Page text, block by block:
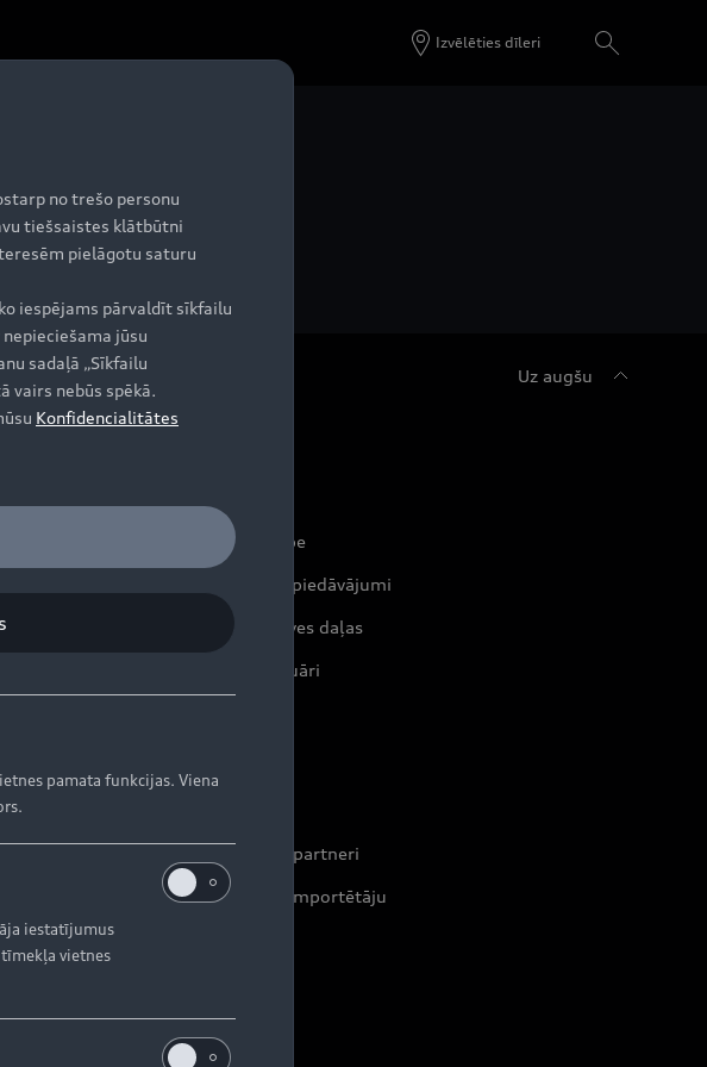
Izvēlēties dīleri
Uz augšu
Serviss un apkope
Aktuālie servisa piedāvājumi
Oriģinālās rezerves daļas
Oriģinālie aksesuāri
Kontakti
Dīleri un servisa partneri
Informācija par importētāju
no trešo personu
tiešsaistes klātbūtni
pielāgotu saturu
iespējams pārvaldīt sīkfailu
jūsu
sadaļā „Sīkfailu
vairs nebūs spēkā.
Konfidencialitātes
pamata funkcijas. Viena
iestatījumus
vietnes